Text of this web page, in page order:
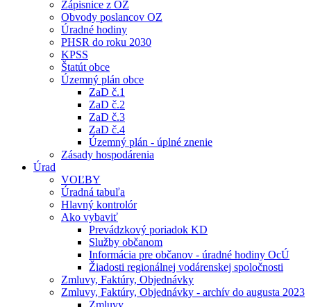
Zápisnice z OZ
Obvody poslancov OZ
Úradné hodiny
PHSR do roku 2030
KPSS
Štatút obce
Územný plán obce
ZaD č.1
ZaD č.2
ZaD č.3
ZaD č.4
Územný plán - úplné znenie
Zásady hospodárenia
Úrad
VOĽBY
Úradná tabuľa
Hlavný kontrolór
Ako vybaviť
Prevádzkový poriadok KD
Služby občanom
Informácia pre občanov - úradné hodiny OcÚ
Žiadosti regionálnej vodárenskej spoločnosti
Zmluvy, Faktúry, Objednávky
Zmluvy, Faktúry, Objednávky - archív do augusta 2023
Zmluvy